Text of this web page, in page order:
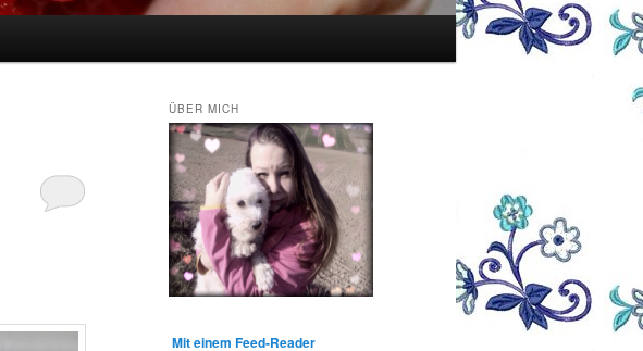
ÜBER MICH
Mit einem Feed-Reader